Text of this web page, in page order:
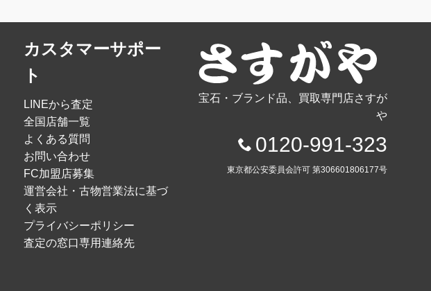
カスタマーサポー
ト
LINEから査定
全国店舗一覧
よくある質問
お問い合わせ
FC加盟店募集
運営会社・古物営業法に基づ
く表示
プライバシーポリシー
査定の窓口専用連絡先
宝石・ブランド品、買取専門店さすが
や
0120-991-323
東京都公安委員会許可 第306601806177号